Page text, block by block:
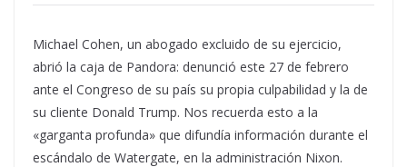
Michael Cohen, un abogado excluido de su ejercicio,
abrió la caja de Pandora: denunció este 27 de febrero
ante el Congreso de su país su propia culpabilidad y la de
su cliente Donald Trump. Nos recuerda esto a la
«garganta profunda» que difundía información durante el
escándalo de Watergate, en la administración Nixon.